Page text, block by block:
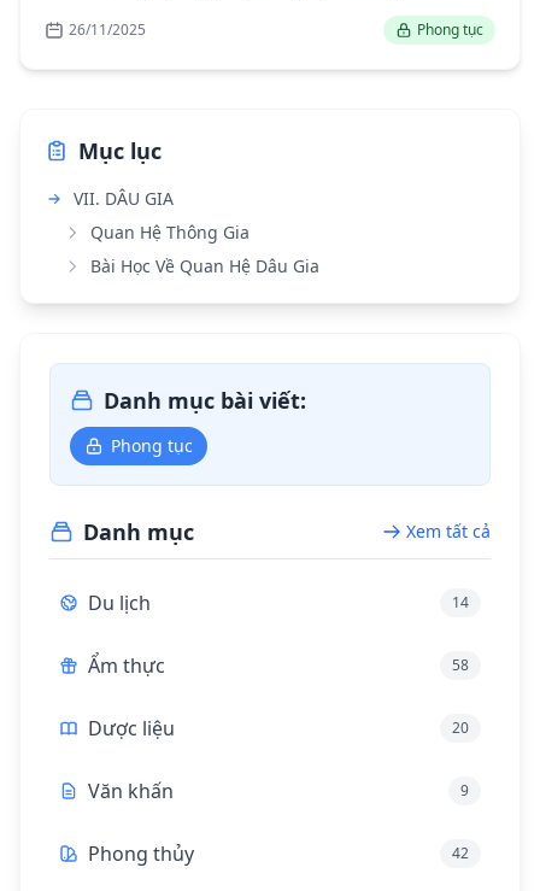
26/11/2025 Phong tục
Mục lục
VII. DÂU GIA
Quan Hệ Thông Gia
Bài Học Về Quan Hệ Dâu Gia
Danh mục bài viết:
Phong tục
Danh mục Xem tất cả
Du lịch 14
Ẩm thực 58
Dược liệu 20
Văn khấn 9
Phong thủy 42